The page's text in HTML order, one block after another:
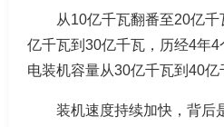
从10亿千瓦翻番至20亿
亿千瓦到30亿千瓦，历经4年
电装机容量从30亿千瓦到40亿
装机速度持续加快，背后